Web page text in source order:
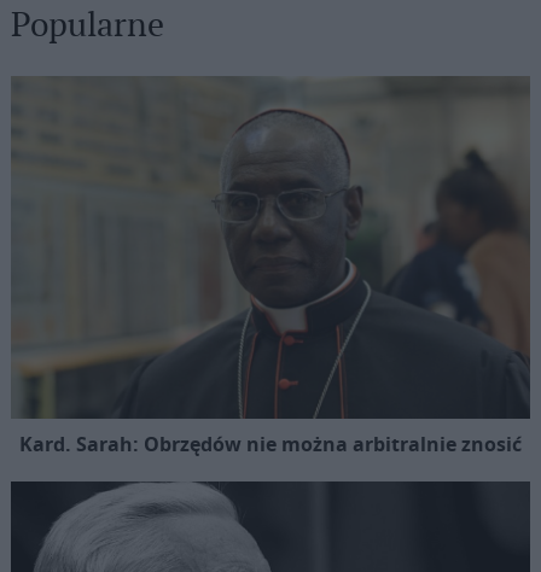
Popularne
Kard. Sarah: Obrzędów nie można arbitralnie znosić